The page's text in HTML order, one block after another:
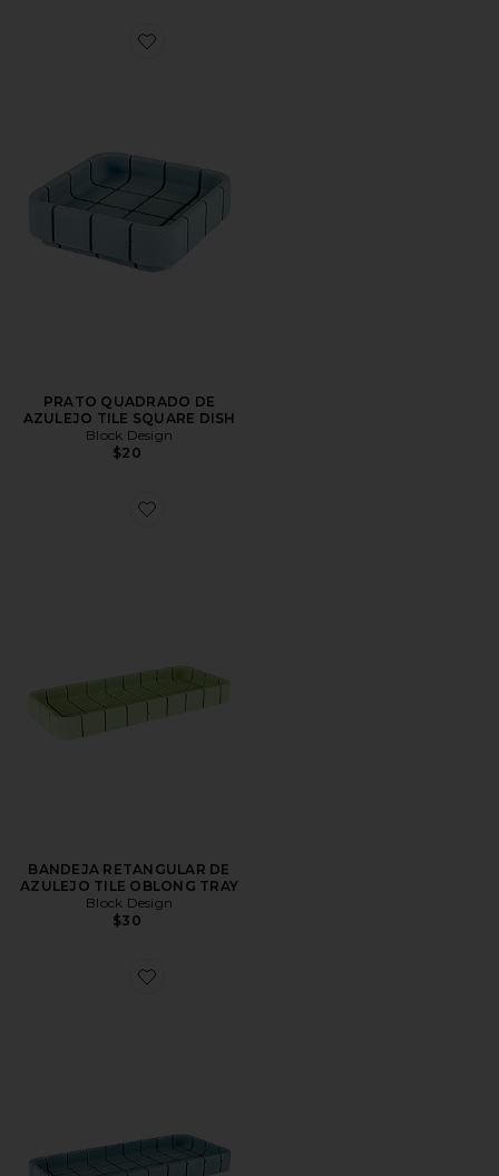
Favorite PRATO QUADRADO DE AZULEJO TILE
PRATO QUADRADO DE
AZULEJO TILE SQUARE DISH
Block Design
$20
Favorite BANDEJA RETANGULAR DE AZULEJO TILE
BANDEJA RETANGULAR DE
AZULEJO TILE OBLONG TRAY
Block Design
$30
Favorite BANDEJA RETANGULAR DE AZULEJO TILE